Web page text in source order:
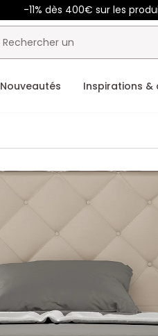
-11% dès 400€ sur les
Nouveautés Inspirations &